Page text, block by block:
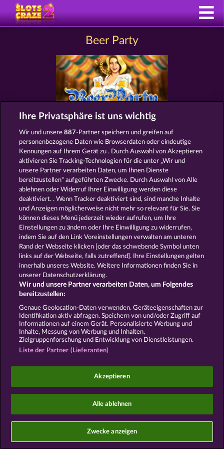
Beer Party
SLOTSPIELE WIE BEER PARTY
SNEGUROCHKA HALLOW REELS
AGB Datenschutz Impressum
Unternehmensseite FAQ Facebook
Widerruf einreichen
Social Casino Spiele dienen der reinen Unterhaltung
und haben keinen Einfluss auf mögliche künftige
©2026 Whow Games GmbH
Ihre Privatsphäre ist uns wichtig
Wir und unsere887-Partner speichern und greifen auf
personenbezogene Daten wie Browserdaten oder eindeutige
Kennungen auf Ihrem Gerät zu . Durch Auswahl von Akzeptieren
aktivieren Sie Tracking-Technologien für die unter „Wir und
unsere Partner verarbeiten Daten, um Ihnen Dienste
bereitzustellen“ aufgeführten Zwecke. Durch Auswahl von Alle
ablehnen oder Widerruf Ihrer Einwilligung werden diese
deaktiviert. . Wenn Tracker deaktiviert sind, sind manche Inhalte
und Anzeigen möglicherweise nicht mehr so ​​relevant für Sie. Sie
können dieses Menü jederzeit wieder aufrufen, um Ihre
Einstellungen zu ändern oder Ihre Einwilligung zu widerrufen,
indem Sie auf den Link Voreinstellungen verwalten am unteren
Rand der Webseite klicken [oder das schwebende Symbol unten
links auf der Webseite, falls zutreffend]. Ihre Einstellungen gelten
innerhalb unseres Website. Weitere Informationen finden Sie in
unserer Datenschutzerklärung.
Wir und unsere Partner verarbeiten Daten, um Folgendes
bereitzustellen:
Genaue Geolocation-Daten verwenden. Geräteeigenschaften zur
Identifikation aktiv abfragen. Speichern von und/oder Zugriff auf
Informationen auf einem Gerät. Personalisierte Werbung und
Inhalte, Messung von Werbung und Inhalten,
Zielgruppenforschung und Entwicklung von Dienstleistungen.
Liste der Partner (Lieferanten)
Akzeptieren
Alle ablehnen
Zwecke anzeigen